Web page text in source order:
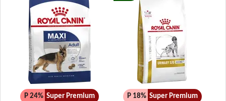
P 24% Super Premium P 18% Super Premium